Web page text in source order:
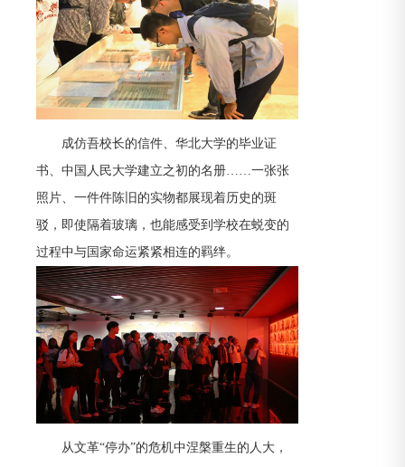
成仿吾校长的信件、华北大学的毕业证
书、中国人民大学建立之初的名册……一张张
照片、一件件陈旧的实物都展现着历史的斑
驳，即使隔着玻璃，也能感受到学校在蜕变的
过程中与国家命运紧紧相连的羁绊。
从文革“停办”的危机中涅槃重生的人大，